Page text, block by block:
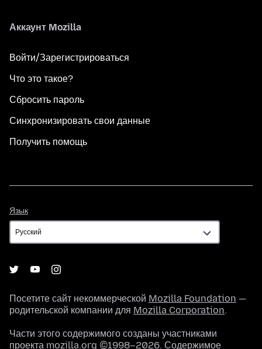
Аккаунт Mozilla
Войти/Зарегистрироваться
Что это такое?
Сбросить пароль
Синхронизировать свои данные
Получить помощь
Язык
Посетите сайт некоммерческой Mozilla Foundation —
родительской компании для Mozilla Corporation.
Части этого содержимого созданы участниками
проекта mozilla.org ©1998–2026. Содержимое